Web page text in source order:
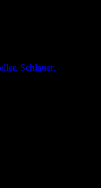
Schlauer.